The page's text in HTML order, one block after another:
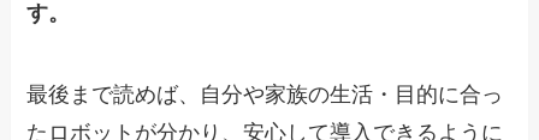
す。
最後まで読めば、自分や家族の生活・目的に合っ
たロボットが分かり、安心して導入できるように